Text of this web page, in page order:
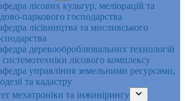
лісових культур, меліорацій та
паркового господарства
лісівництва та мисливського
деревооброблювальних технологій
системотехніки лісового комплексу
управління земельними ресурсами,
та кадастру
мехатроніки та інжинірингу